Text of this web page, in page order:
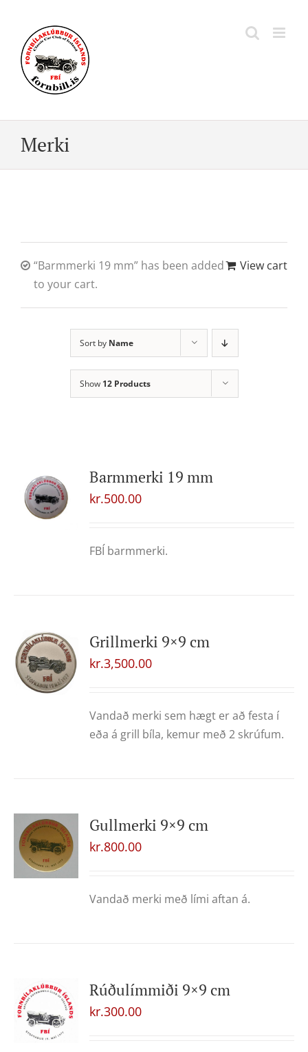
content
Merki
View cart
“Barmmerki 19 mm” has been added
to your cart.
Sort by Name
Show 12 Products
Barmmerki 19 mm
kr.500.00
FBÍ barmmerki.
Grillmerki 9×9 cm
kr.3,500.00
Vandað merki sem hægt er að festa í
eða á grill bíla, kemur með 2 skrúfum.
Gullmerki 9×9 cm
kr.800.00
Vandað merki með lími aftan á.
Rúðulímmiði 9×9 cm
kr.300.00